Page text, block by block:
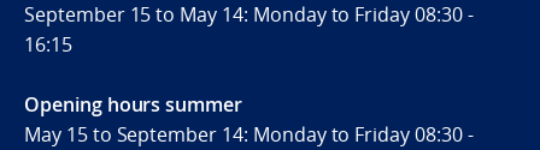
September 15 to May 14: Monday to Friday 08:30 -
16:15
Opening hours summer
May 15 to September 14: Monday to Friday 08:30 -